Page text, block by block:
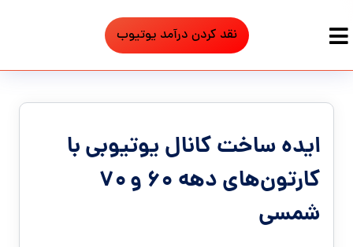
نقد کردن درآمد یوتیوب
ایده ساخت کانال یوتیوبی با
کارتون‌های دهه ۶۰ و ۷۰
شمسی